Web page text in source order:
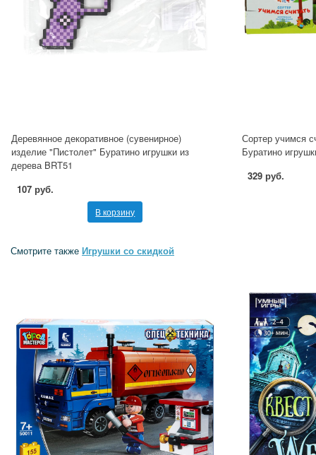
Деревянное декоративное (сувенирное)
изделие "Пистолет" Буратино игрушки из
дерева BRT51
107 руб.
В корзину
Сортер учимся
Буратино
329 руб.
Смотрите также Игрушки со скидкой